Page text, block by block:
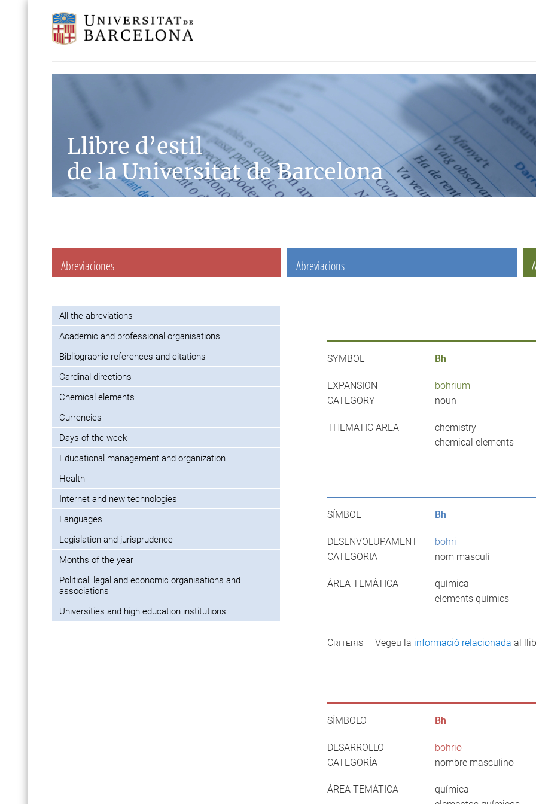
Llibre d’estil
de la Universitat de Barcelona
Abreviaciones Abreviacions
All the abreviations
Academic and professional organisations
Bibliographic references and citations
Cardinal directions
Chemical elements
Currencies
Days of the week
Educational management and organization
Health
Internet and new technologies
Languages
Legislation and jurisprudence
Months of the year
Political, legal and economic organisations and
associations
Universities and high education institutions
SYMBOL Bh
EXPANSION
bohrium
CATEGORY
noun
THEMATIC AREA
chemistry
chemical elements
SÍMBOL Bh
DESENVOLUPAMENT
bohri
CATEGORIA
nom masculí
ÀREA TEMÀTICA
química
elements químics
Criteris Vegeu la informació relacionada al
SÍMBOLO Bh
DESARROLLO
bohrio
CATEGORÍA
nombre masculino
ÁREA TEMÁTICA
química